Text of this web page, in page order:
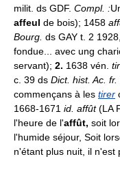
milit. ds GDF. Compl. :
affeul de bois); 1458
Bourg. ds GAY t. 2 1928,
fondue... avec ung
servant); 2. 1638 vén.
c. 39 ds Dict. hist. Ac. fr.
commençans à les tirer
1668-1671 id. affût(LA
l'heure de l'affût, soit
l'humide séjour, Soit
n'étant plus nuit, il n'est